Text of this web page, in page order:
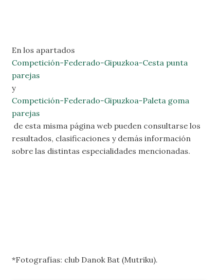
En los apartados
Competición-Federado-Gipuzkoa-Cesta punta
parejas
y
Competición-Federado-Gipuzkoa-Paleta goma
parejas
de esta misma página web pueden consultarse los
resultados, clasificaciones y demás información
sobre las distintas especialidades mencionadas.
*Fotografías: club Danok Bat (Mutriku).